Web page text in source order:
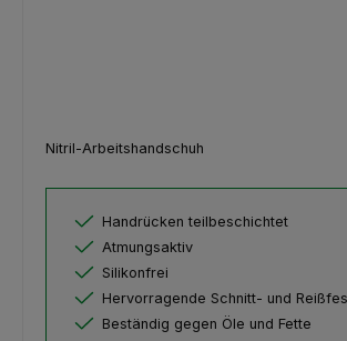
Nitril-Arbeitshandschuh
Handrücken teilbeschichtet
Atmungsaktiv
Silikonfrei
Hervorragende Schnitt- und
Beständig gegen Öle und Fette